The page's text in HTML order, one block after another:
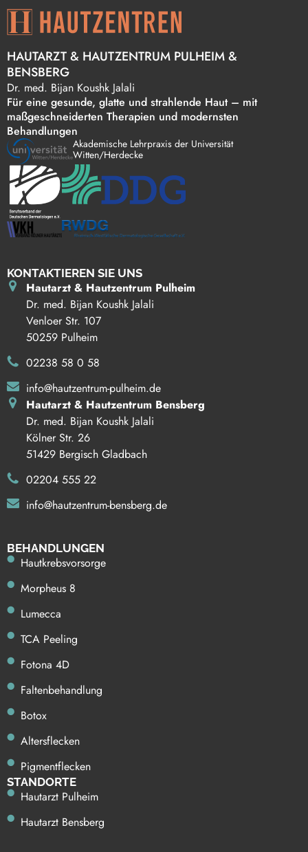
HAUTARZT & HAUTZENTRUM PULHEIM &
BENSBERG
Dr. med. Bi jan Koushk Jalali
Für eine gesunde, glatte und strahlende Haut – mit
maßgeschneiderten Therapien und modernsten
Behandlungen
Akademische Lehrpraxis der Universität
Witten/Herdecke
KONTAKTIEREN SIE UNS
Hautarzt & Hautzentrum Pulheim
Dr. med. Bijan Koushk Jalali
Venloer Str. 107
50259 Pulheim
02238 58 0 58
info@hautzentrum-pulheim.de
Hautarzt & Hautzentrum Bensberg
Dr. med. Bijan Koushk Jalali
Kölner Str. 26
51429 Bergisch Gladbach
02204 555 22
info@hautzentrum-bensberg.de
BE HANDLUNGEN
Hautkrebsvorsorge
Morpheus 8
Lumecca
TCA Peeling
Fotona 4D
Faltenbehandlung
Botox
Altersflecken
Pigmentflecken
STANDORTE
Hautarzt Pulheim
Hautarzt Bensberg